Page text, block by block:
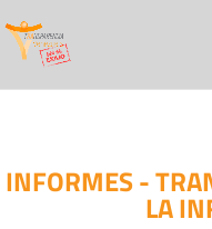
INFORMES -
LA